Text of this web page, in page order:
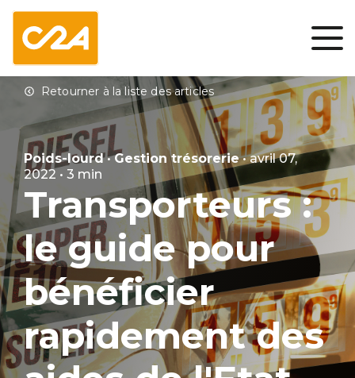
Poids-lourd•Gestion trésorerie• avril 07,
2022 • 3 min
Transporteurs :
le guide pour
bénéficier
rapidement des